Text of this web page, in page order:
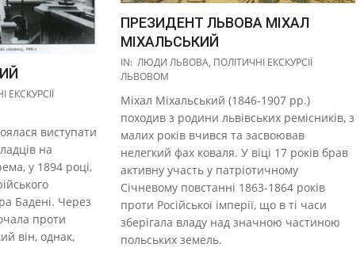
ЕКСКУРСІЇ
виступати
на
у 1894 році,
Бадені. Через
проти
він, однак,
ПРЕЗИДЕНТ ЛЬВОВА МІХАЛ
МІХАЛЬСЬКИЙ
2017-
10-
28
IN: ЛЮДИ ЛЬВОВА, ПОЛІТИЧНІ ЕКСКУРСІЇ
ЛЬВОВОМ
Міхал Міхальський (1846-1907 рр.)
походив з родини львівських ремісників, з
малих років вчився та засвоював
нелегкий фах коваля. У віці 17 років брав
активну участь у патріотичному
Січневому повстанні 1863-1864 років
проти Російської імперії, що в ті часи
зберігала владу над значною частиною
польських земель.